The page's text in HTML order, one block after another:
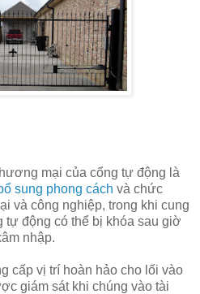
mại của cổng tự động là
sung phong cách và chức
và công nghiệp, trong khi cung
tự động có thể bị khóa sau giờ
nhập.
cấp vị trí hoàn hảo cho lối vào
giám sát khi chúng vào tài